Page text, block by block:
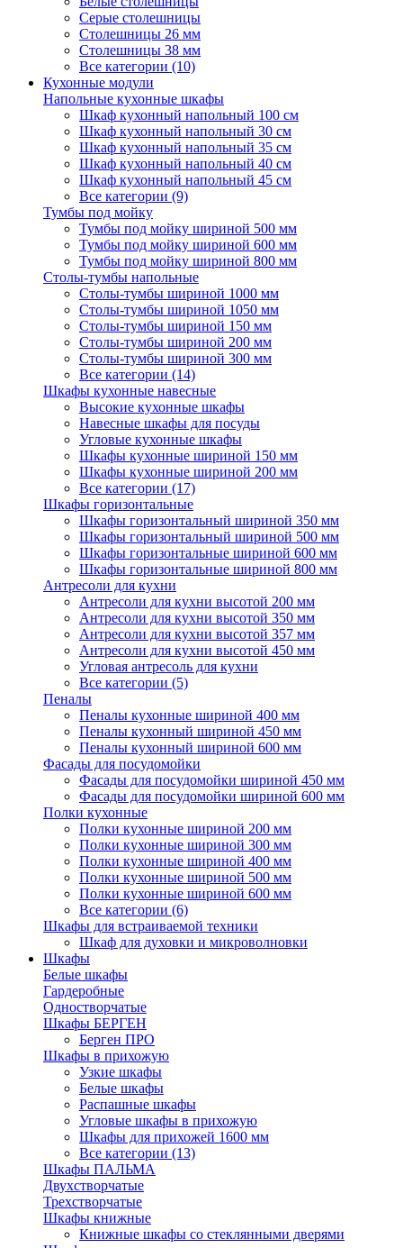
Серые столешницы
Столешницы 26 мм
Столешницы 38 мм
Все категории (10)
Кухонные модули
Напольные кухонные шкафы
Шкаф кухонный напольный 100 см
Шкаф кухонный напольный 30 см
Шкаф кухонный напольный 35 см
Шкаф кухонный напольный 40 см
Шкаф кухонный напольный 45 см
Все категории (9)
Тумбы под мойку
Тумбы под мойку шириной 500 мм
Тумбы под мойку шириной 600 мм
Тумбы под мойку шириной 800 мм
Столы-тумбы напольные
Столы-тумбы шириной 1000 мм
Столы-тумбы шириной 1050 мм
Столы-тумбы шириной 150 мм
Столы-тумбы шириной 200 мм
Столы-тумбы шириной 300 мм
Все категории (14)
Шкафы кухонные навесные
Высокие кухонные шкафы
Навесные шкафы для посуды
Угловые кухонные шкафы
Шкафы кухонные шириной 150 мм
Шкафы кухонные шириной 200 мм
Все категории (17)
Шкафы горизонтальные
Шкафы горизонтальный шириной 350 мм
Шкафы горизонтальный шириной 500 мм
Шкафы горизонтальные шириной 600 мм
Шкафы горизонтальные шириной 800 мм
Антресоли для кухни
Антресоли для кухни высотой 200 мм
Антресоли для кухни высотой 350 мм
Антресоли для кухни высотой 357 мм
Антресоли для кухни высотой 450 мм
Угловая антресоль для кухни
Все категории (5)
Пеналы
Пеналы кухонные шириной 400 мм
Пеналы кухонный шириной 450 мм
Пеналы кухонный шириной 600 мм
Фасады для посудомойки
Фасады для посудомойки шириной 450 мм
Фасады для посудомойки шириной 600 мм
Полки кухонные
Полки кухонные шириной 200 мм
Полки кухонные шириной 300 мм
Полки кухонные шириной 400 мм
Полки кухонные шириной 500 мм
Полки кухонные шириной 600 мм
Все категории (6)
Шкафы для встраиваемой техники
Шкаф для духовки и микроволновки
Шкафы
Белые шкафы
Гардеробные
Одностворчатые
Шкафы БЕРГЕН
Берген ПРО
Шкафы в прихожую
Узкие шкафы
Белые шкафы
Распашные шкафы
Угловые шкафы в прихожую
Шкафы для прихожей 1600 мм
Все категории (13)
Шкафы ПАЛЬМА
Двухстворчатые
Трехстворчатые
Шкафы книжные
Книжные шкафы со стеклянными дверями